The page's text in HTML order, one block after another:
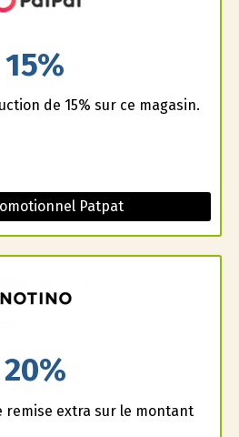
15%
de 15% sur ce magasin.
Patpat
20%
remise extra sur le montant